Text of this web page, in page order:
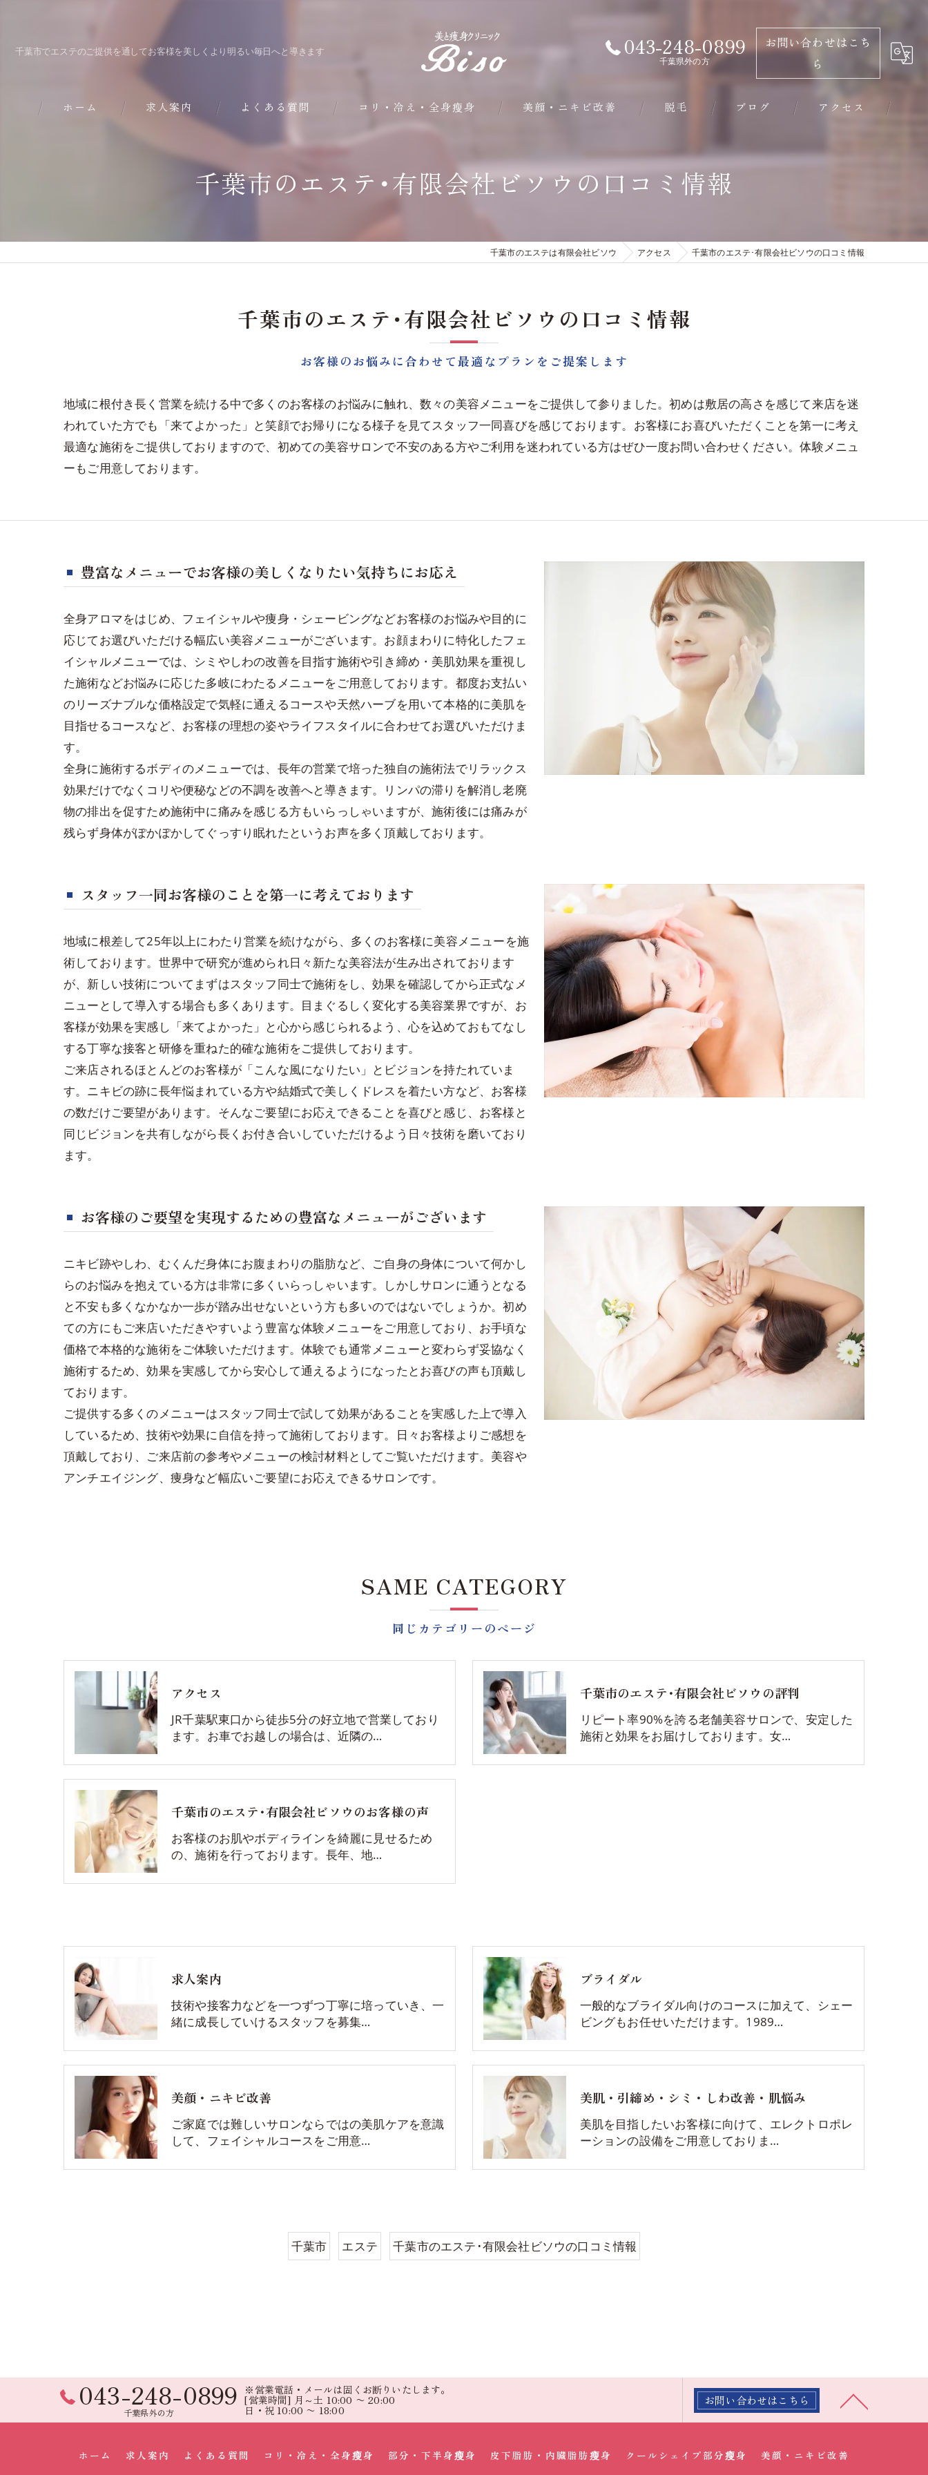
千葉市でエステのご提供を通してお客様を美しくより明るい毎日へと導きます 043-248-0899
千葉県外の方
お問い合わせはこち
ら
ホーム 求人案内 よくある質問 コリ・冷え・全身瘦身
皮下脂肪・内臓脂肪瘦身
美顔・ニキビ改善 脱毛 ブログ アクセス
千葉市のエステ･有限会社ビソウの口コミ情報
千葉市のエステ･有限会社ビソウの評判
千葉市のエステ･有限会社ビソウの口コミ情報
千葉市のエステは有限会社ビソウ アクセス 千葉市のエステ･有限会社ビソウの口コミ情報
お客様のお悩みに合わせて最適なプランをご提案します
千葉市のエステ･有限会社ビソウの口コミ情報
地域に根付き長く営業を続ける中で多くのお客様のお悩みに触れ、数々の美容メニューをご提供して参りました。初めは敷居の高さを感じて来店を迷
われていた方でも「来てよかった」と笑顔でお帰りになる様子を見てスタッフ一同喜びを感じております。お客様にお喜びいただくことを第一に考え
最適な施術をご提供しておりますので、初めての美容サロンで不安のある方やご利用を迷われている方はぜひ一度お問い合わせください。体験メニュ
ーもご用意しております。
豊富なメニューでお客様の美しくなりたい気持ちにお応え
全身アロマをはじめ、フェイシャルや痩身・シェービングなどお客様のお悩みや目的に
応じてお選びいただける幅広い美容メニューがございます。お顔まわりに特化したフェ
イシャルメニューでは、シミやしわの改善を目指す施術や引き締め・美肌効果を重視し
た施術などお悩みに応じた多岐にわたるメニューをご用意しております。都度お支払い
のリーズナブルな価格設定で気軽に通えるコースや天然ハーブを用いて本格的に美肌を
目指せるコースなど、お客様の理想の姿やライフスタイルに合わせてお選びいただけま
す。
全身に施術するボディのメニューでは、長年の営業で培った独自の施術法でリラックス
効果だけでなくコリや便秘などの不調を改善へと導きます。リンパの滞りを解消し老廃
物の排出を促すため施術中に痛みを感じる方もいらっしゃいますが、施術後には痛みが
残らず身体がぽかぽかしてぐっすり眠れたというお声を多く頂戴しております。
スタッフ一同お客様のことを第一に考えております
地域に根差して25年以上にわたり営業を続けながら、多くのお客様に美容メニューを施
術しております。世界中で研究が進められ日々新たな美容法が生み出されております
が、新しい技術についてまずはスタッフ同士で施術をし、効果を確認してから正式なメ
ニューとして導入する場合も多くあります。目まぐるしく変化する美容業界ですが、お
客様が効果を実感し「来てよかった」と心から感じられるよう、心を込めておもてなし
する丁寧な接客と研修を重ねた的確な施術をご提供しております。
ご来店されるほとんどのお客様が「こんな風になりたい」とビジョンを持たれていま
す。ニキビの跡に長年悩まれている方や結婚式で美しくドレスを着たい方など、お客様
の数だけご要望があります。そんなご要望にお応えできることを喜びと感じ、お客様と
同じビジョンを共有しながら長くお付き合いしていただけるよう日々技術を磨いており
ます。
お客様のご要望を実現するための豊富なメニューがございます
ニキビ跡やしわ、むくんだ身体にお腹まわりの脂肪など、ご自身の身体について何かし
らのお悩みを抱えている方は非常に多くいらっしゃいます。しかしサロンに通うとなる
と不安も多くなかなか一歩が踏み出せないという方も多いのではないでしょうか。初め
ての方にもご来店いただきやすいよう豊富な体験メニューをご用意しており、お手頃な
価格で本格的な施術をご体験いただけます。体験でも通常メニューと変わらず妥協なく
施術するため、効果を実感してから安心して通えるようになったとお喜びの声も頂戴し
ております。
ご提供する多くのメニューはスタッフ同士で試して効果があることを実感した上で導入
しているため、技術や効果に自信を持って施術しております。日々お客様よりご感想を
頂戴しており、ご来店前の参考やメニューの検討材料としてご覧いただけます。美容や
アンチエイジング、痩身など幅広いご要望にお応えできるサロンです。
同じカテゴリーのページ
SAME CATEGORY
アクセス
JR千葉駅東口から徒歩5分の好立地で営業しており
ます。お車でお越しの場合は、近隣の…
千葉市のエステ･有限会社ビソウの評判
リピート率90%を誇る老舗美容サロンで、安定した
施術と効果をお届けしております。女…
千葉市のエステ･有限会社ビソウのお客様の声
お客様のお肌やボディラインを綺麗に見せるため
の、施術を行っております。長年、地…
求人案内
技術や接客力などを一つずつ丁寧に培っていき、一
緒に成長していけるスタッフを募集…
ブライダル
一般的なブライダル向けのコースに加えて、シェー
ビングもお任せいただけます。1989…
美顔・ニキビ改善
ご家庭では難しいサロンならではの美肌ケアを意識
して、フェイシャルコースをご用意…
美肌・引締め・シミ・しわ改善・肌悩み
美肌を目指したいお客様に向けて、エレクトロポレ
ーションの設備をご用意しておりま…
千葉市 エステ 千葉市のエステ･有限会社ビソウの口コミ情報
043-248-0899
千葉県外の方
※営業電話・メールは固くお断りいたします。
[営業時間] 月～土 10:00 〜 20:00
日・祝 10:00 〜 18:00
お問い合わせはこちら
ホーム 求人案内 よくある質問 コリ・冷え・全身瘦身 部分・下半身瘦身 皮下脂肪・内臓脂肪瘦身 クールシェイプ部分瘦身
美顔・ニキビ改善